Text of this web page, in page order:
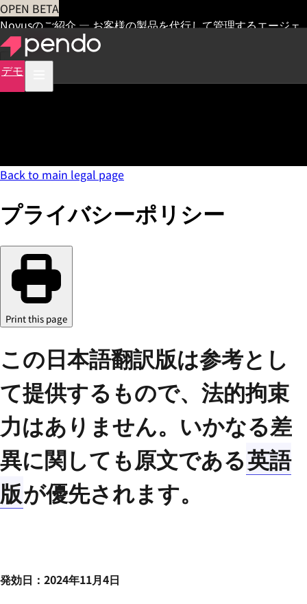
OPEN BETA
Novusのご紹介 — お客様の製品を代行して管理するエージェ
ント 早期アクセス
デモ
Back to main legal page
プライバシーポリシー
Print this page
この日本語翻訳版は参考とし
て提供するもので、法的拘束
力はありません。いかなる差
異に関しても原文である英語
版が優先されます。
発効日：2024年11月4日